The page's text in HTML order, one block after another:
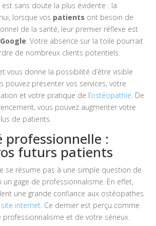
sans doute la plus évidente : la
lorsque vos patients ont besoin de
de la santé, leur premier réflexe est
Google. Votre absence sur la toile pourrait
de nombreux clients potentiels.
vous donne la possibilité d’être visible
pouvez présenter vos services, votre
et votre pratique de l’ostéopathie. De
vous pouvez augmenter votre
de patients.
professionnelle :
futurs patients
se résume pas à une simple question de
un gage de professionnalisme. En effet,
une grande confiance aux ostéopathes
site internet. Ce dernier est perçu comme
professionnalisme et de votre sérieux.